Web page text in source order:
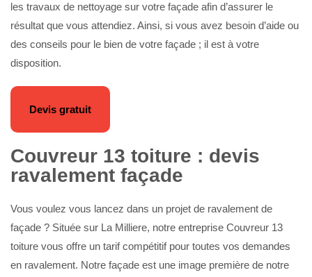
les travaux de nettoyage sur votre façade afin d’assurer le
résultat que vous attendiez. Ainsi, si vous avez besoin d’aide ou
des conseils pour le bien de votre façade ; il est à votre
disposition.
Devis gratuit
Couvreur 13 toiture : devis
ravalement façade
Vous voulez vous lancez dans un projet de ravalement de
façade ? Située sur La Milliere, notre entreprise Couvreur 13
toiture vous offre un tarif compétitif pour toutes vos demandes
en ravalement. Notre façade est une image première de notre